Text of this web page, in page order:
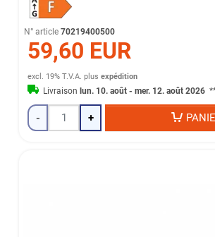
N° article 70219400500
59,60 EUR
excl. 19% T.V.A. plusexpédition
Livraison lun. 10. août - mer. 12. août 2026
- +